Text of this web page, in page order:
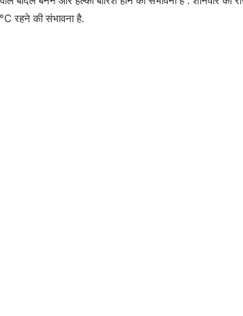
रहने की संभावना है.